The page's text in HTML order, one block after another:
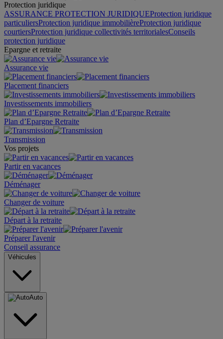
Protection juridique
ASSURANCE PROTECTION JURIDIQUEProtection juridique
particuliersProtection juridique immobilièreProtection juridique
courtiersProtection juridique collectivités territorialesConseils
protection juridique
Epargne et retraite
Assurance vie
Placement financiers
Investissements immobiliers
Plan d’Epargne Retraite
Transmission
Vos projets
Partir en vacances
Déménager
Changer de voiture
Départ à la retraite
Préparer l'avenir
Conseil assurance
Véhicules
Auto